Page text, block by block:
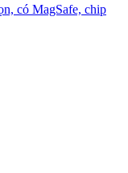
có MagSafe, chip